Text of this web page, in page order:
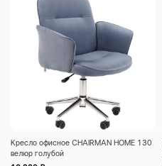
Кресло офисное CHAIRMAN HOME 130
велюр голубой